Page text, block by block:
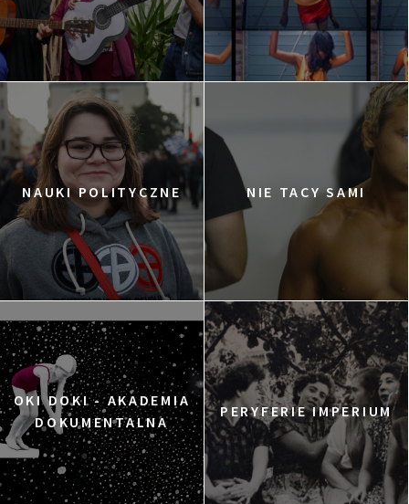
NAUKI POLITYCZNE NIE TACY SAMI
OKI DOKI - AKADEMIA
DOKUMENTALNA
PERYFERIE IMPERIUM